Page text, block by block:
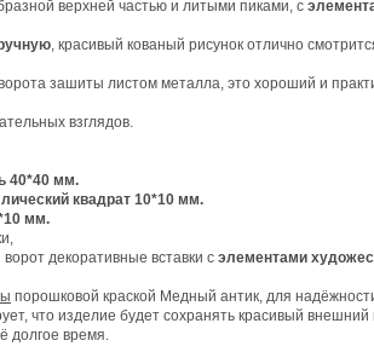
верхней частью и литыми пиками, с
, красивый кованый рисунок отлично
зашиты листом металла, это хороший и
взглядов.
40*40 мм.
квадрат 10*10 мм.
мм.
декоративные вставки с элементами
порошковой краской Медный антик, для
что изделие будет сохранять красивый внешний
долгое время.